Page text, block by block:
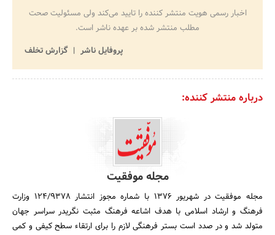
اخبار رسمی هویت منتشر کننده را تایید می‌کند ولی مسئولیت صحت
مطلب منتشر شده بر عهده ناشر است.
پروفایل ناشر
گزارش تخلف
درباره منتشر کننده:
مجله موفقیت
مجله موفقیت در شهریور 1376 با شماره مجوز انتشار 124/9378 وزارت
فرهنگ و ارشاد اسلامی با هدف اشاعه فرهنگ مثبت نگریدر سراسر جهان
متولد شد و در صدد است بستر فرهنگی لازم را برای ارتقاء سطح کیفی و کمی